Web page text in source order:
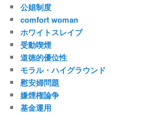
公娼制度
comfort woman
ホワイトスレイブ
受動喫煙
道徳的優位性
モラル・ハイグラウンド
慰安婦問題
嫌煙権論争
基金運用